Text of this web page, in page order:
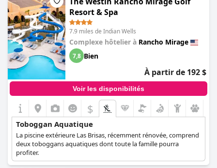
Resort & Spa
7.9 miles de Indian Wells
Complexe hôtelier à Rancho Mirage
7,8 Bien
À partir de 192 $
Voir les disponibilités
$
Toboggan Aquatique
La piscine extérieure Las Brisas, récemment rénovée, comprend
deux toboggans aquatiques dont toute la famille pourra
profiter.